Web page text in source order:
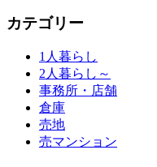
カテゴリー
1人暮らし
2人暮らし～
事務所・店舗
倉庫
売地
売マンション